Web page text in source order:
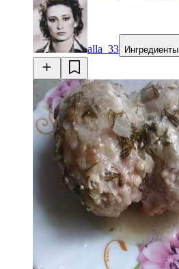
alla_33 Ингредиенты